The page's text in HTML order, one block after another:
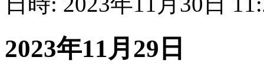
2023年11月29日